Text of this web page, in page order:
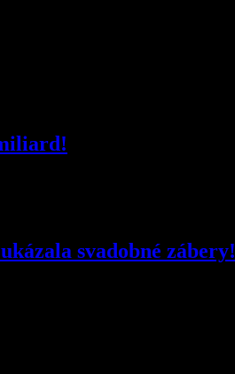
svadobné zábery!